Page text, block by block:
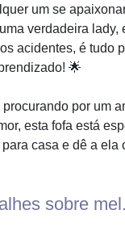
um se
verdadeira lady,
acidentes, é tudo
🌟
procurando por um
esta fofa está
casa e dê a ela
sobre